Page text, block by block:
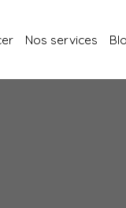
Nos services